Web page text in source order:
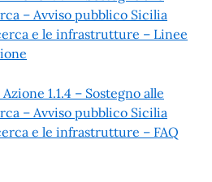
– Avviso pubblico Sicilia
e le infrastrutture – Linee
1.1.4 – Sostegno alle
– Avviso pubblico Sicilia
e le infrastrutture – FAQ